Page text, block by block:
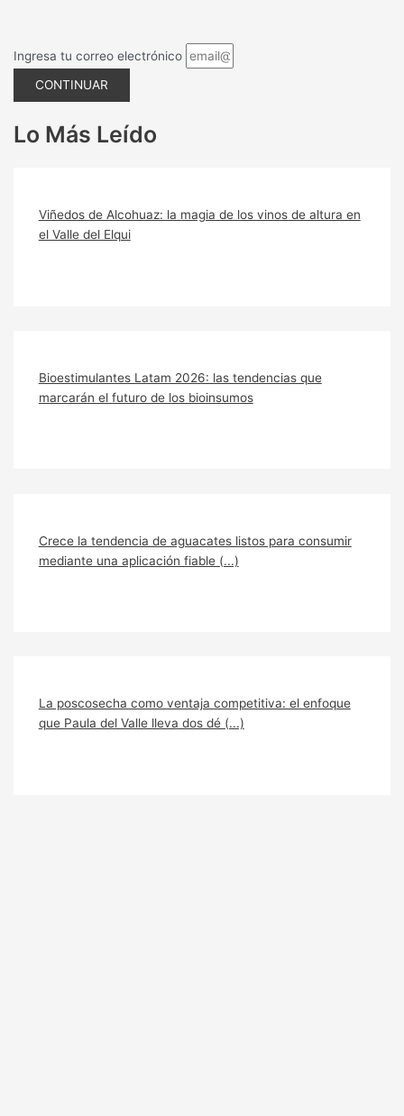
Ingresa tu correo electrónico
CONTINUAR
Lo Más Leído
Viñedos de Alcohuaz: la magia de los vinos de altura en
el Valle del Elqui
Bioestimulantes Latam 2026: las tendencias que
marcarán el futuro de los bioinsumos
Crece la tendencia de aguacates listos para consumir
mediante una aplicación fiable (...)
La poscosecha como ventaja competitiva: el enfoque
que Paula del Valle lleva dos dé (...)